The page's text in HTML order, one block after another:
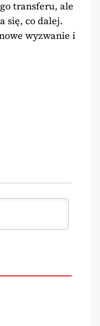
transferu, ale
się, co dalej.
wyzwanie i